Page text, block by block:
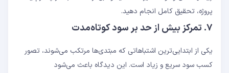
پروژه، تحقیق کامل انجام دهید.
۷. تمرکز بیش از حد بر سود کوتاه‌مدت
یکی از ابتدایی‌ترین اشتباهاتی که مبتدی‌ها مرتکب می‌شوند، تصور
کسب سود سریع و زیاد است. این دیدگاه باعث می‌شود